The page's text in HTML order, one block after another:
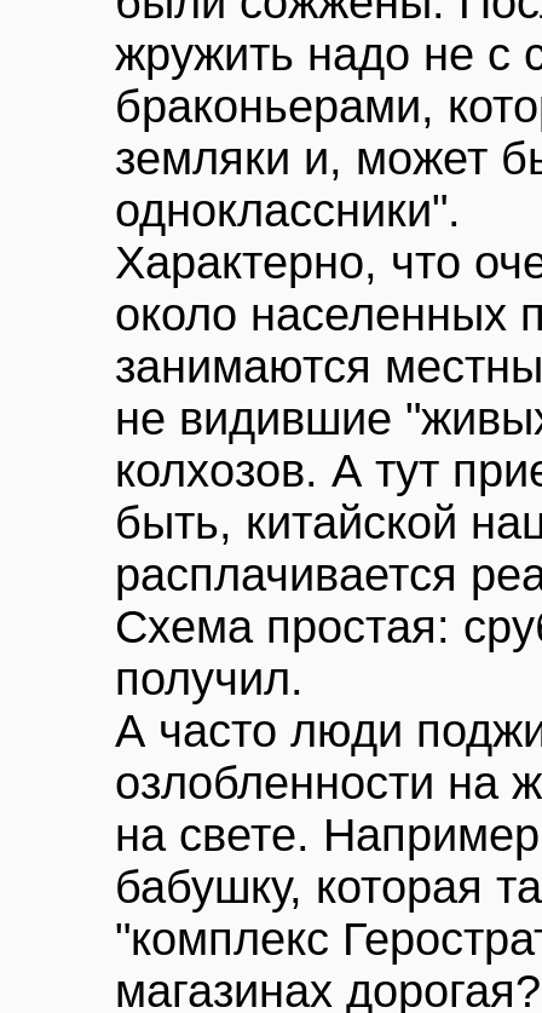
жружить надо не с
браконьерами,
земляки и, может
одноклассники".
Характерно, что
около населенных
занимаются
не видившие
колхозов. А тут
быть, китайской
расплачивается
Схема простая:
получил.
А часто люди
озлобленности на
на свете.
бабушку, которая
"комплекс
магазинах